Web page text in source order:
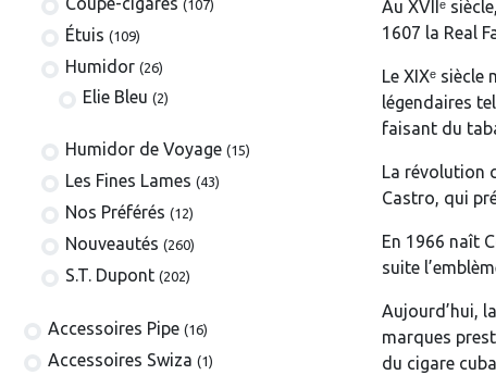
(107)
​Étuis (109)
Humidor (26)
Elie Bleu (2)
Humidor de Voyage (15)
Les Fines Lames (43)
Nos Préférés (12)
Nouveautés (260)
S.T. Dupont (202)
​​​​​​​​​​Accessoires Pipe (16)
Accessoires Swiza (1)
Au XVIIᵉ
1607 la Real
Le XIXᵉ
légendaires
faisant du
La révolution
Castro, qui
En 1966 naît
suite
Aujourd’hui,
marques
du cigare